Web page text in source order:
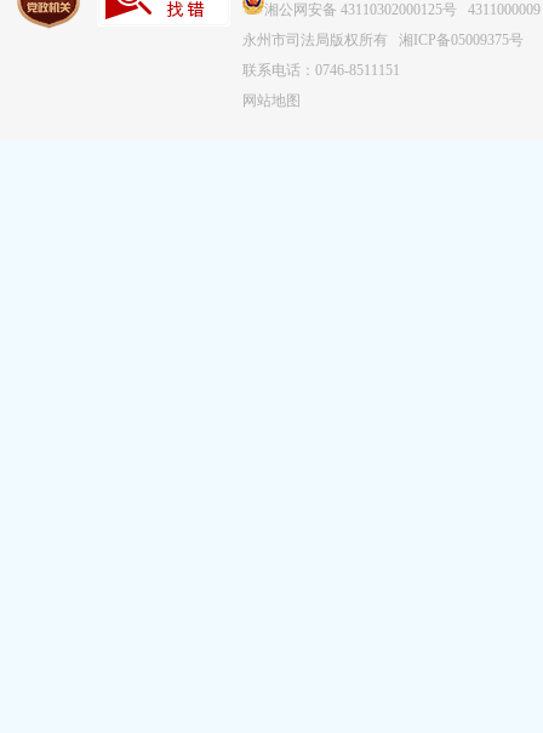
湘公网安备 43110302000125号 4311000009
永州市司法局版权所有 湘ICP备05009375号
联系电话：0746-8511151
网站地图